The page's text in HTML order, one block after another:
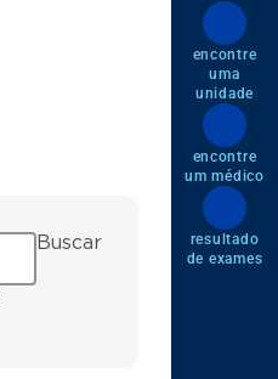
Buscar
encontre
uma
unidade
encontre
um médico
resultado
de exames